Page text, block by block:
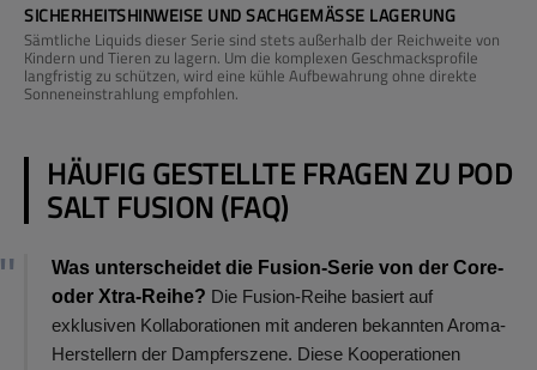
SICHERHEITSHINWEISE UND SACHGEMÄSSE LAGERUNG
Sämtliche Liquids dieser Serie sind stets außerhalb der Reichweite von
Kindern und Tieren zu lagern. Um die komplexen Geschmacksprofile
langfristig zu schützen, wird eine kühle Aufbewahrung ohne direkte
Sonneneinstrahlung empfohlen.
HÄUFIG GESTELLTE FRAGEN ZU POD
SALT FUSION (FAQ)
Was unterscheidet die Fusion-Serie von der Core-
oder Xtra-Reihe? Die Fusion-Reihe basiert auf
exklusiven Kollaborationen mit anderen bekannten Aroma-
Herstellern der Dampferszene. Diese Kooperationen